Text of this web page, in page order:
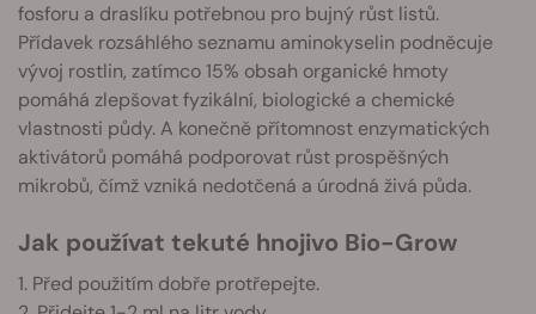
fosforu a draslíku potřebnou pro bujný růst listů.
Přídavek rozsáhlého seznamu aminokyselin podněcuje
vývoj rostlin, zatímco 15% obsah organické hmoty
pomáhá zlepšovat fyzikální, biologické a chemické
vlastnosti půdy. A konečně přítomnost enzymatických
aktivátorů pomáhá podporovat růst prospěšných
mikrobů, čímž vzniká nedotčená a úrodná živá půda.
Jak používat tekuté hnojivo Bio-Grow
1. Před použitím dobře protřepejte.